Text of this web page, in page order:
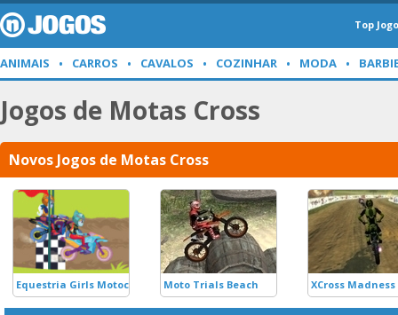
Top
ANIMAIS CARROS CAVALOS COZINHAR MODA
Jogos de Motas Cross
Novos Jogos de Motas Cross
Equestria Girls Motocross Moto Trials Beach XCross Madness